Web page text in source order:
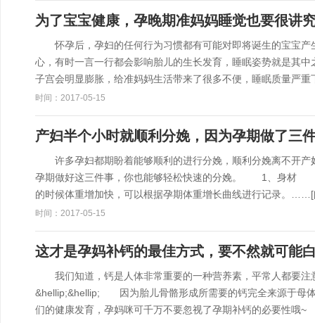
为了宝宝健康，孕晚期准妈妈睡觉也要很讲
怀孕后，孕妇的任何行为习惯都有可能对即将诞生的宝宝产
心，有时一言一行都会影响胎儿的生长发育，睡眠姿势就是
子宫会明显膨胀，给准妈妈生活带来了很多不便，睡眠质量严
时间：2017-05-15
产妇半个小时就顺利分娩，因为孕期做了三
许多孕妇都期盼着能够顺利的进行分娩，顺利分娩离不开产
孕期做好这三件事，你也能够轻松快速的分娩。 1、身材
的时候体重增加快，可以根据孕期体重增长曲线进行记录。……
时间：2017-05-15
这才是孕妈补钙的最佳方式，要不然就可能
我们知道，钙是人体非常重要的一种营养素，平常人都要注
&hellip;&hellip; 因为胎儿骨骼形成所需要的钙完全来源于母
们的健康发育，孕妈咪可千万不要忽视了孕期补钙的必要